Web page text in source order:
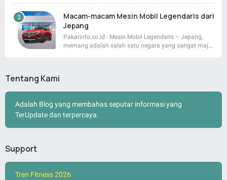
Macam-macam Mesin Mobil Legendaris dari
Jepang
Pakarinfo.co.id - Mesin Mobil Legendaris – Jepang,
memang adalah salah satu negara yang sangat maj…
Tentang Kami
Adalah Blog yang membahas seputar informasi yang
TerUpdate dan terpercaya.
Support
Tren Fitness 2026